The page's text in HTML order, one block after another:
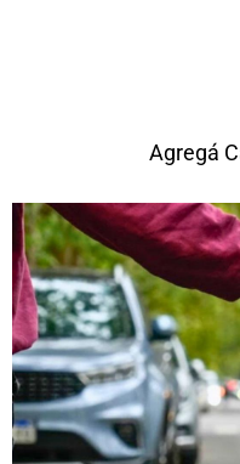
Agregá